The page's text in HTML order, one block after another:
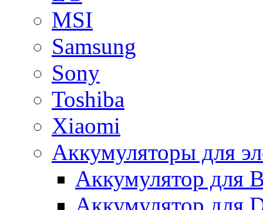
MSI
Samsung
Sony
Toshiba
Xiaomi
Аккумуляторы для
Аккумулятор для
Аккумулятор для